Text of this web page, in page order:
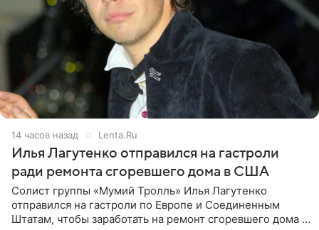
14 часов назад Lenta.Ru
Илья Лагутенко отправился на гастроли
ради ремонта сгоревшего дома в США
Солист группы «Мумий Тролль» Илья Лагутенко
отправился на гастроли по Европе и Соединенным
Штатам, чтобы заработать на ремонт сгоревшего дома в